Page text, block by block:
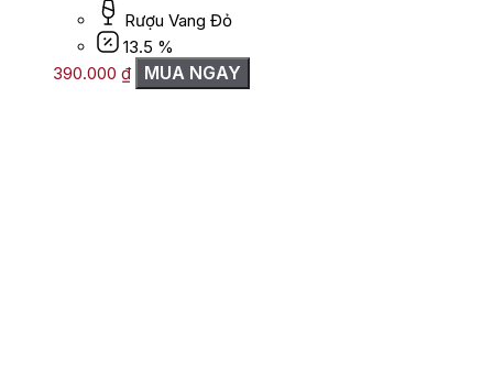
Rượu Vang Đỏ
13.5 %
390.000 ₫ MUA NGAY